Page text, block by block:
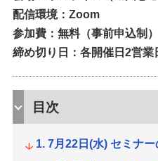
配信環境：Zoom
参加費：無料（事前申込制）
締め切り日：各開催日2営業
目次
7月22日(水) セミナー